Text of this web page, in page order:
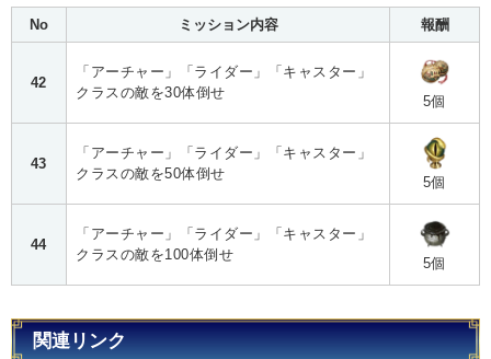
No ミッション内容 報酬
42
「アーチャー」「ライダー」「キャスター」
クラスの敵を30体倒せ
5個
43
「アーチャー」「ライダー」「キャスター」
クラスの敵を50体倒せ
5個
44
「アーチャー」「ライダー」「キャスター」
クラスの敵を100体倒せ
5個
関連リンク